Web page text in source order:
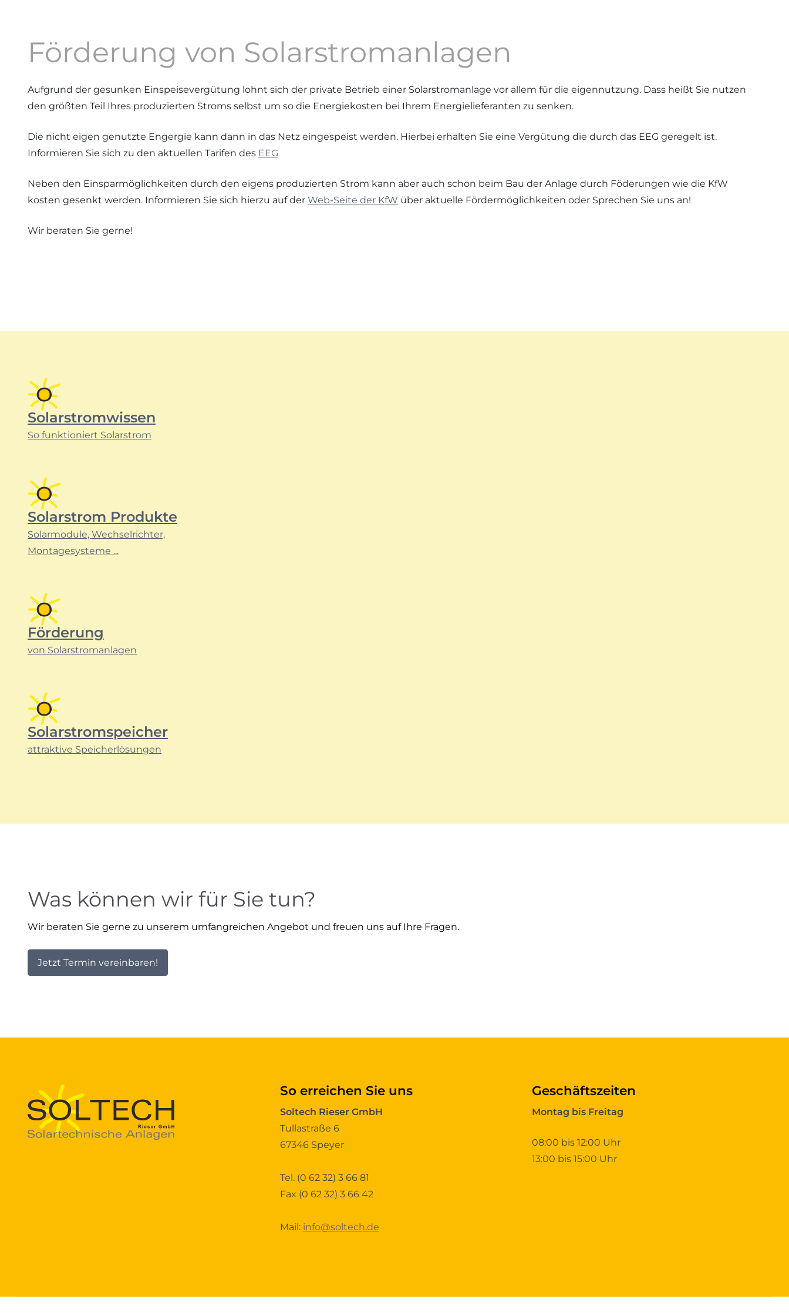
Förderung von Solarstromanlagen
Aufgrund der gesunken Einspeisevergütung lohnt sich der private Betrieb einer Solarstromanlage vor allem für die eigennutzung. Dass heißt Sie nutzen
den größten Teil Ihres produzierten Stroms selbst um so die Energiekosten bei Ihrem Energielieferanten zu senken.
Die nicht eigen genutzte Engergie kann dann in das Netz eingespeist werden. Hierbei erhalten Sie eine Vergütung die durch das EEG geregelt ist.
Informieren Sie sich zu den aktuellen Tarifen des EEG
Neben den Einsparmöglichkeiten durch den eigens produzierten Strom kann aber auch schon beim Bau der Anlage durch Föderungen wie die KfW
kosten gesenkt werden. Informieren Sie sich hierzu auf der Web-Seite der KfW über aktuelle Fördermöglichkeiten oder Sprechen Sie uns an!
Wir beraten Sie gerne!
Solarstromwissen
So funktioniert Solarstrom
Solarstrom Produkte
Solarmodule, Wechselrichter,
Montagesysteme ...
Förderung
von Solarstromanlagen
Solarstromspeicher
attraktive Speicherlösungen
Was können wir für Sie tun?
Wir beraten Sie gerne zu unserem umfangreichen Angebot und freuen uns auf Ihre Fragen.
Jetzt Termin vereinbaren!
So erreichen Sie uns
Soltech Rieser GmbH
Tullastraße 6
67346 Speyer
Tel. (0 62 32) 3 66 81
Fax (0 62 32) 3 66 42
Mail: info@soltech.de
Geschäftszeiten
Montag bis Freitag
08:00 bis 12:00 Uhr
13:00 bis 15:00 Uhr